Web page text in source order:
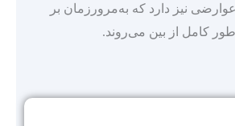
نیز دارد که به‌مرورزمان بر
کامل از بین می‌روند.